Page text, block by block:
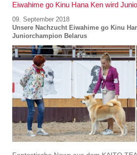
Eiwahime go Kinu Hana Ken wird
09. September 2018
Unsere Nachzucht Eiwahime go Kinu
Juniorchampion Belarus